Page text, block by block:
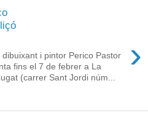
›
i pintor Perico Pastor
fins el 7 de febrer a La
(carrer Sant Jordi núm...